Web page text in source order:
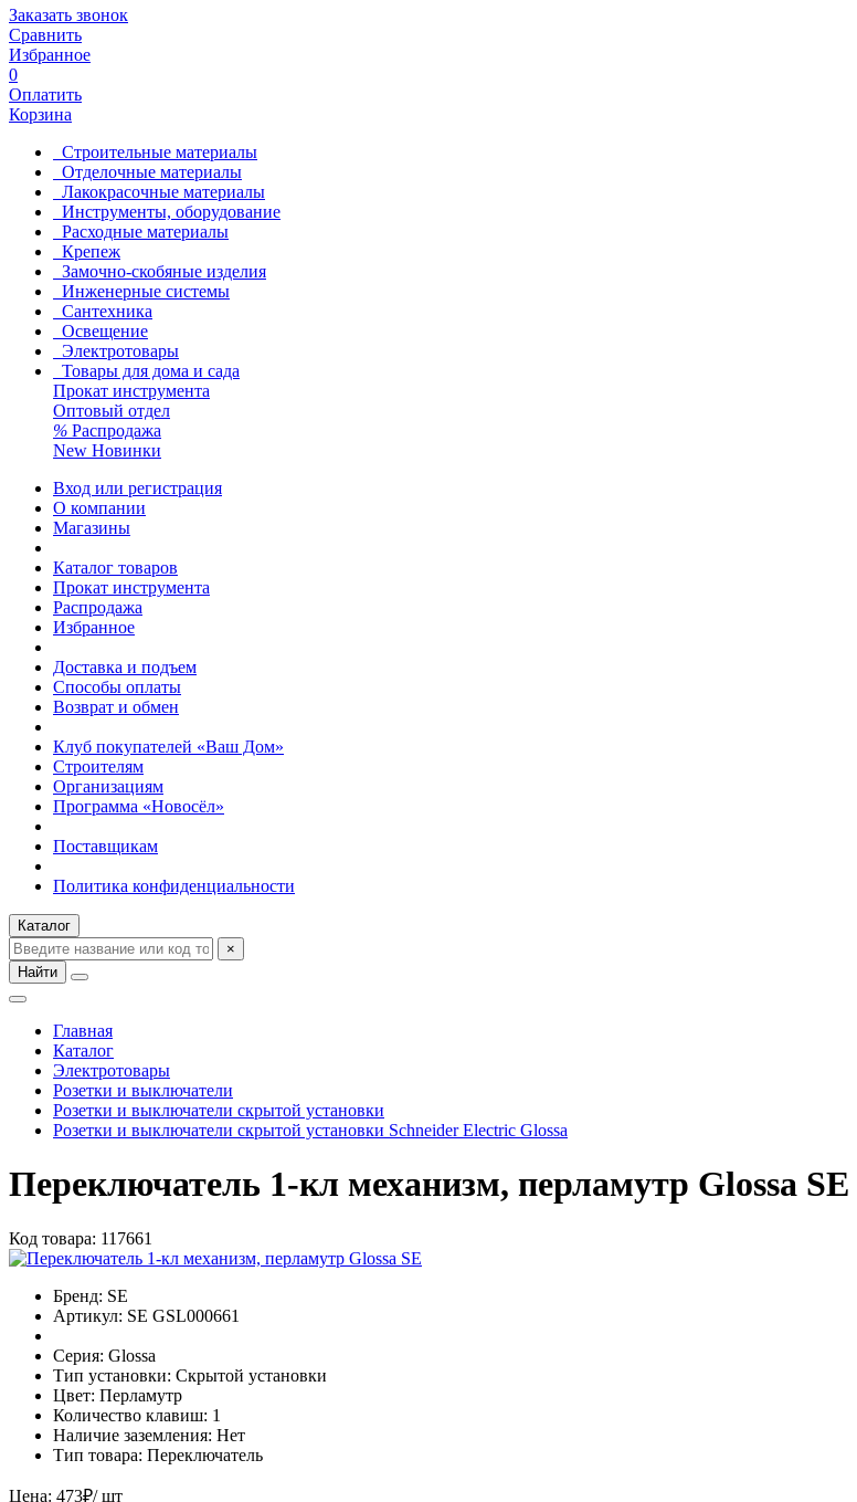
Заказать звонок
Сравнить
Избранное
0
Оплатить
Корзина
Строительные материалы
Отделочные материалы
Лакокрасочные материалы
Инструменты, оборудование
Расходные материалы
Крепеж
Замочно-скобяные изделия
Инженерные системы
Сантехника
Освещение
Электротовары
Товары для дома и сада
Прокат инструмента
Оптовый отдел
% Распродажа
New Новинки
Вход или регистрация
О компании
Магазины
Каталог товаров
Прокат инструмента
Распродажа
Избранное
Доставка и подъем
Способы оплаты
Возврат и обмен
Клуб покупателей «Ваш Дом»
Строителям
Организациям
Программа «Новосёл»
Поставщикам
Политика конфиденциальности
Каталог
×
Найти
Главная
Каталог
Электротовары
Розетки и выключатели
Розетки и выключатели скрытой установки
Розетки и выключатели скрытой установки Schneider Electric Glossa
Переключатель 1-кл механизм, перламутр Glossa SE
Код товара: 117661
Бренд: SE
Артикул: SE GSL000661
Серия: Glossa
Тип установки: Скрытой установки
Цвет: Перламутр
Количество клавиш: 1
Наличие заземления: Нет
Тип товара: Переключатель
Цена: 473₽/ шт